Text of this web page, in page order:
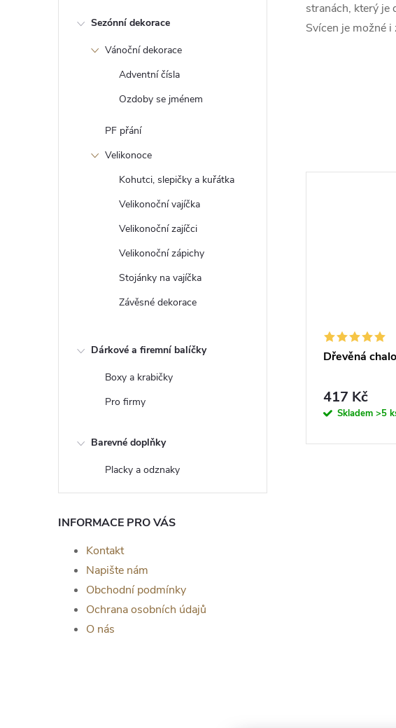
Sezónní dekorace
Vánoční dekorace
Adventní čísla
Ozdoby se jménem
PF přání
Velikonoce
Kohutci, slepičky a kuřátka
Velikonoční vajíčka
Velikonoční zajíčci
Velikonoční zápichy
Stojánky na vajíčka
Závěsné dekorace
Dárkové a firemní balíčky
Boxy a krabičky
Pro firmy
Barevné doplňky
Placky a odznaky
INFORMACE PRO VÁS
Kontakt
Napište nám
Obchodní podmínky
Ochrana osobních údajů
O nás
stranách, který je
Svícen je možné i
Svícen s LED svíčkou
od117 Kč
Dřevěná
417 Kč
Skladem >5